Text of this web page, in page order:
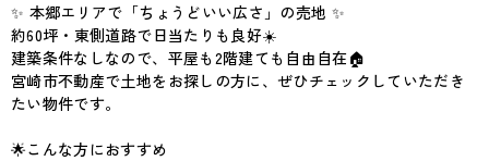
✨ 本郷エリアで「ちょうどいい広さ」の売地 ✨
約60坪・東側道路で日当たりも良好☀️
建築条件なしなので、平屋も2階建ても自由自在🏠
宮崎市不動産で土地をお探しの方に、ぜひチェックしていただき
たい物件です。
🌟こんな方におすすめ